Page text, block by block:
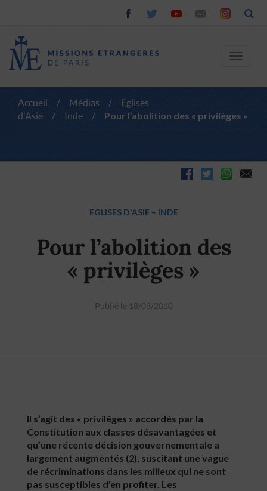
Toggle
Accueil / Médias /
Eglises
d'Asie
/ Inde / Pour l’abolition des « privilèges »
EGLISES D'ASIE – INDE
Pour l’abolition des
« privilèges »
Publié le 18/03/2010
Il s’agit des « privilèges » accordés par la
Constitution aux classes désavantagées et
qu’une récente décision gouvernementale a
largement augmentés (2), suscitant une vague
de récriminations dans les milieux qui ne sont
pas susceptibles d’en profiter. Les